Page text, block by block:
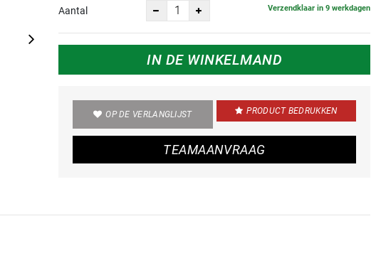
Aantal Verzendklaar in 9 werkdagen
IN DE WINKELMAND
OP DE VERLANGLIJST PRODUCT BEDRUKKEN
TEAMAANVRAAG